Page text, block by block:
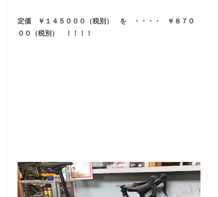
定価 ￥１４５０００（税別） を ・・・・ ￥８７０
００（税別） ！！！！